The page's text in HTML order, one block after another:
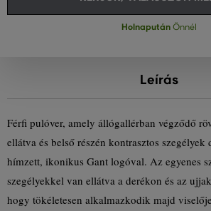
Holnapután Önnél
Leírás
Férfi pulóver, amely állógallérban végződő
ellátva és belső részén kontrasztos
hímzett, ikonikus Gant logóval. Az egyenes
szegélyekkel van ellátva a derékon és az
hogy tökéletesen alkalmazkodik majd